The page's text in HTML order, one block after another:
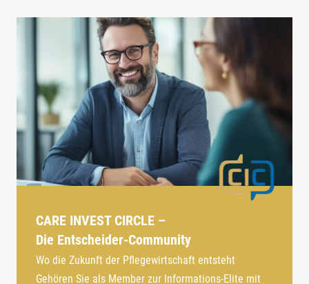
CARE INVEST CIRCLE –
Die Entscheider-Community
Wo die Zukunft der Pflegewirtschaft entsteht
Gehören Sie als Member zur Informations-Elite mit